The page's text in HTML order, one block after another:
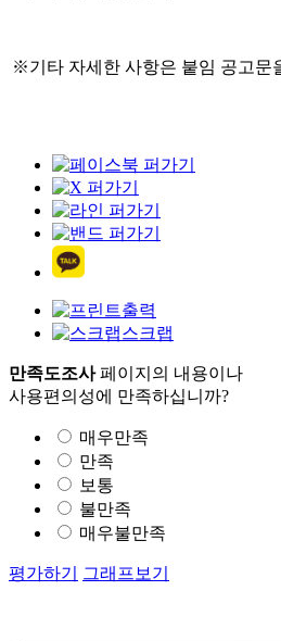
※기타 자세한 사항은 붙임 공고문
출력
스크랩
만족도조사페이지의 내용이나
사용편의성에 만족하십니까?
매우만족
만족
보통
불만족
매우불만족
평가하기 그래프보기